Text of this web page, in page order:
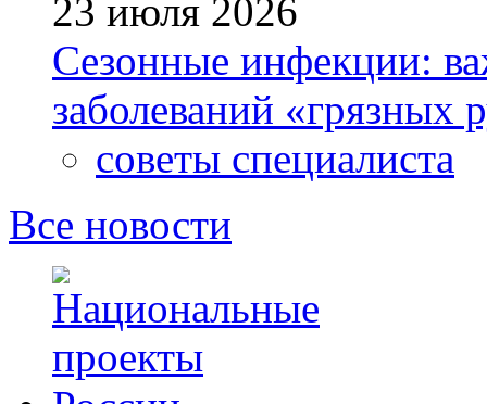
23 июля 2026
Сезонные инфекции:
заболеваний «грязных
советы специалиста
Все новости